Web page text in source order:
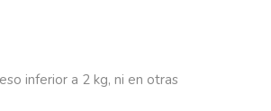
inferior a 2 kg, ni en otras